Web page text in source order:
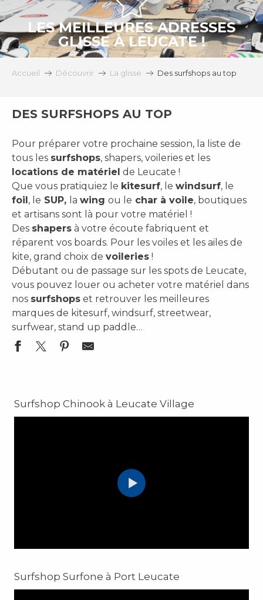
LES MEILLEURES ADRESSES
GLISSE À LEUCATE !
Accueil Découvrir La glisse Des surfshops au top
DES SURFSHOPS AU TOP
Pour préparer votre prochaine session, la liste de
tous les surfshops, shapers, voileries et les
locations de matériel de Leucate !
Que vous pratiquiez le kitesurf, le windsurf, le
foil, le SUP, la wing ou le char à voile, boutiques
et artisans sont là pour votre matériel !
Des shapers à votre écoute fabriquent et
réparent vos boards. Pour les voiles et les ailes de
kite, grand choix de voileries !
Débutant ou de passage sur les spots de Leucate,
vous pouvez louer ou acheter votre matériel dans
nos surfshops et retrouver les meilleures
marques de kitesurf, windsurf, streetwear,
surfwear, stand up paddle…
Surf Wear Saint Clair
Surfshop Chinook - Kite / SUP / Foil
SURF SHOP Windsurf Leucate
Surfshop Chinook à Leucate Village
Surfshop Surfone à Port Leucate